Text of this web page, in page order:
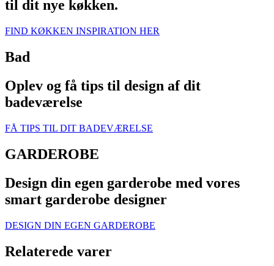
til dit nye køkken.
FIND KØKKEN INSPIRATION HER
Bad
Oplev og få tips til design af dit
badeværelse
FÅ TIPS TIL DIT BADEVÆRELSE
GARDEROBE
Design din egen garderobe med vores
smart garderobe designer
DESIGN DIN EGEN GARDEROBE
Relaterede varer